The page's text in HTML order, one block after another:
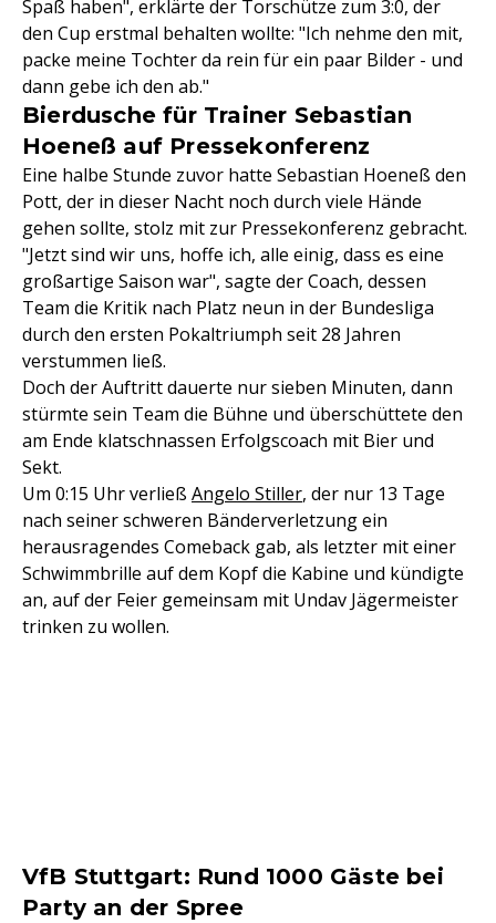
Spaß haben", erklärte der Torschütze zum 3:0, der
den Cup erstmal behalten wollte: "Ich nehme den mit,
packe meine Tochter da rein für ein paar Bilder - und
dann gebe ich den ab."
Bierdusche für Trainer Sebastian
Hoeneß auf Pressekonferenz
Eine halbe Stunde zuvor hatte Sebastian Hoeneß den
Pott, der in dieser Nacht noch durch viele Hände
gehen sollte, stolz mit zur Pressekonferenz gebracht.
"Jetzt sind wir uns, hoffe ich, alle einig, dass es eine
großartige Saison war", sagte der Coach, dessen
Team die Kritik nach Platz neun in der Bundesliga
durch den ersten Pokaltriumph seit 28 Jahren
verstummen ließ.
Doch der Auftritt dauerte nur sieben Minuten, dann
stürmte sein Team die Bühne und überschüttete den
am Ende klatschnassen Erfolgscoach mit Bier und
Sekt.
Um 0:15 Uhr verließ Angelo Stiller, der nur 13 Tage
nach seiner schweren Bänderverletzung ein
herausragendes Comeback gab, als letzter mit einer
Schwimmbrille auf dem Kopf die Kabine und kündigte
an, auf der Feier gemeinsam mit Undav Jägermeister
trinken zu wollen.
VfB Stuttgart: Rund 1000 Gäste bei
Party an der Spree